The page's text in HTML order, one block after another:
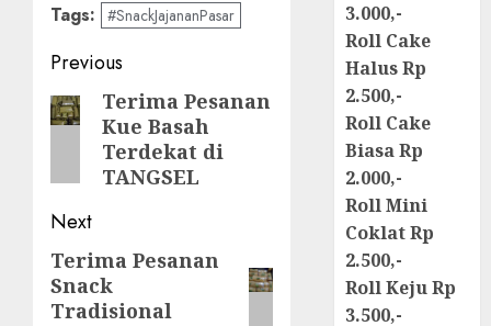
Tags: #SnackJajananPasar
Post
navigation
Previous
Previous
post:
Terima Pesanan
Kue Basah
Terdekat di
TANGSEL
Next
Next
post:
Terima Pesanan
Snack
Tradisional
3.000,-
Roll Cake
Halus Rp
2.500,-
Roll Cake
Biasa Rp
2.000,-
Roll Mini
Coklat Rp
2.500,-
Roll Keju Rp
3.500,-